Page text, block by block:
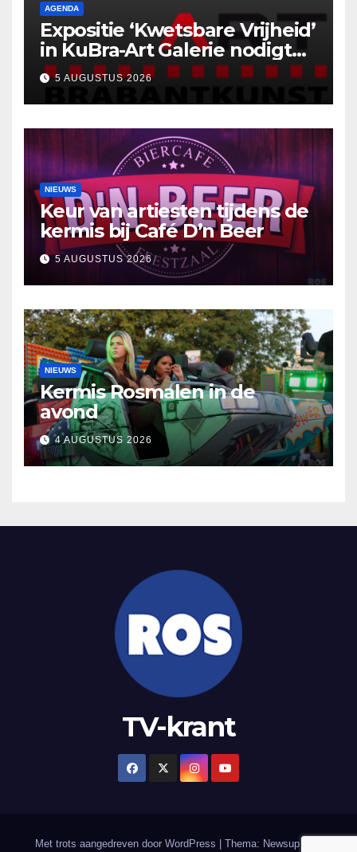
AGENDA
Expositie ‘Kwetsbare Vrijheid’
in KuBra-Art Galerie nodigt
uit tot ontmoeting en
reflectie
5 AUGUSTUS 2026
NIEUWS
Keur van artiesten tijdens de
kermis bij Café D’n Beer
5 AUGUSTUS 2026
NIEUWS
Kermis Rosmalen in de
avond
4 AUGUSTUS 2026
TV-krant
Met trots aangedreven door WordPress Thema: Newsup door